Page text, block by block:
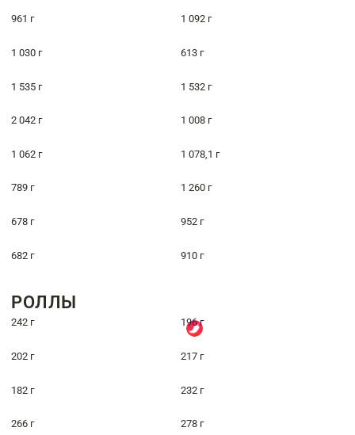
961 г 1 092 г
1 030 г 613 г
1 535 г 1 532 г
2 042 г 1 008 г
1 062 г 1 078,1 г
789 г 1 260 г
678 г 952 г
682 г 910 г
РОЛЛЫ
242 г 196 г
202 г 217 г
182 г 232 г
266 г 278 г